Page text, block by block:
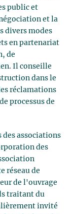
public et
et la
divers modes
en partenariat
de
Il conseille
dans le
réclamations
processus de
des associations
des
réseau de
de l'ouvrage
traitant du
invité